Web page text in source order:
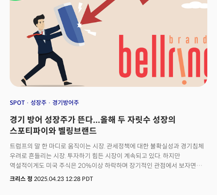
SPOT 성장주 경기방어주
경기 방어 성장주가 뜬다...올해 두 자릿수 성장의
스포티파이와 벨링브랜드
트럼프의 말 한 마디로 움직이는 시장. 관세정책에 대한 불확실성과 경기침체
우려로 흔들리는 시장. 투자하기 힘든 시장이 계속되고 있다. 하지만
역설적이게도 미국 주식은 20%이상 하락하며 장기적인 관점에서 보자면
역사적으로 그 어느때보다 좋은 매수 기회로 다가오고 있다. 그럼에도
크리스 정 2025.04.23 12:28 PDT